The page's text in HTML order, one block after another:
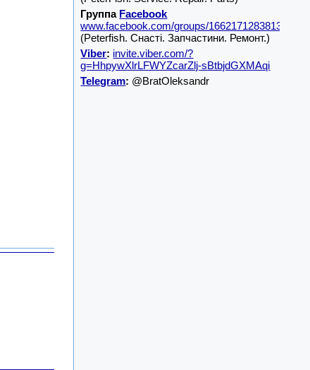
Группа Facebook
www.facebook.com/groups/1662171283813001/
(Peterfish. Снасті. Запчастини. Ремонт.)
Viber: invite.viber.com/?
g=HhpywXlrLFWYZcarZlj-sBtbjdGXMAqi
Telegram: @BratOleksandr